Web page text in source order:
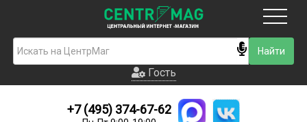
Гость
Новинки
Гость
+7 (495) 374-67-62